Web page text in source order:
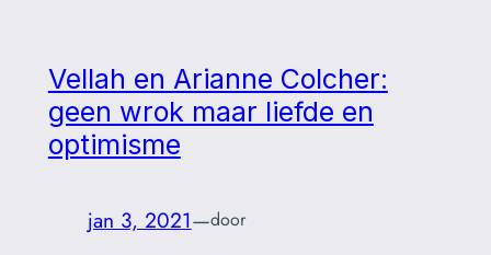
Vellah en Arianne Colcher:
geen wrok maar liefde en
optimisme
jan 3, 2021—door